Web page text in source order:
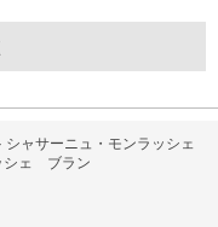
シャサーニュ・モンラッシェ
シェ ブラン